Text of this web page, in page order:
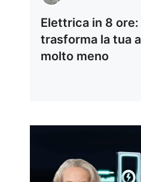
Elettrica in 8
trasforma la tua
molto meno